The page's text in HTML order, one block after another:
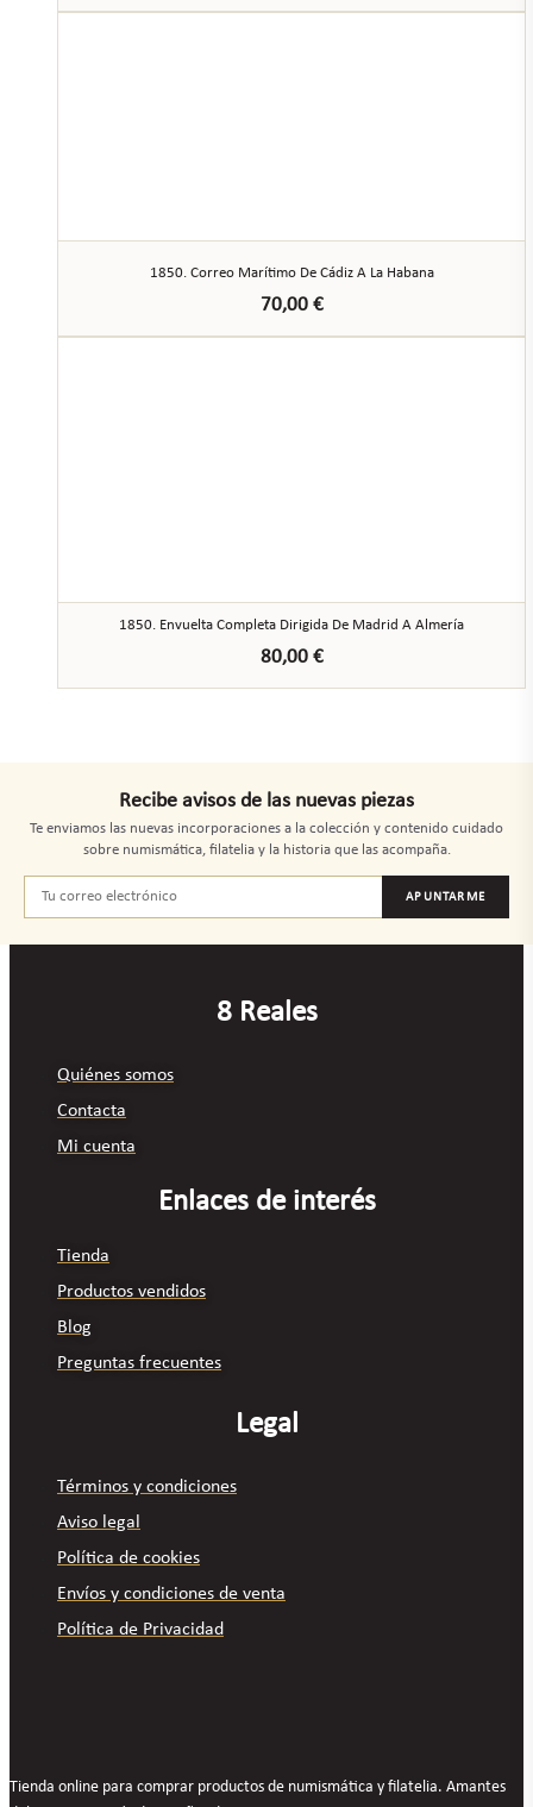
1850. Correo Marítimo De Cádiz A La Habana
70,00 €
1850. Envuelta Completa Dirigida De Madrid A Almería
80,00 €
Recibe avisos de las nuevas piezas
Te enviamos las nuevas incorporaciones a la colección y contenido cuidado
sobre numismática, filatelia y la historia que las acompaña.
APUNTARME
8 Reales
Quiénes somos
Contacta
Mi cuenta
Enlaces de interés
Tienda
Productos vendidos
Blog
Preguntas frecuentes
Legal
Términos y condiciones
Aviso legal
Política de cookies
Envíos y condiciones de venta
Política de Privacidad
Tienda online para comprar productos de numismática y filatelia. Amantes